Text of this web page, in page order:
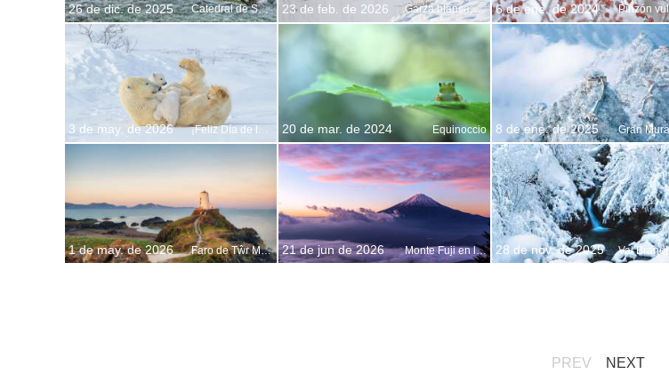
26 de dic. de 2025 Catedral de Salisbury, Wiltshire, Inglaterra 23 de feb. de 2026 Garza blanca, Alta Baviera, Alemania 6 de ene. de 2024
3 de may. de 2026 ¡Feliz Día de la Madre! 20 de mar. de 2024 Equinoccio 8 de ene. de 2025
1 de may. de 2026 Faro de Tŵr Mawr, en Anglesey, Gales 21 de jun de 2026 Monte Fuji en la isla de Honshu, Japón 28 de nov. de 2025
PREV NEXT